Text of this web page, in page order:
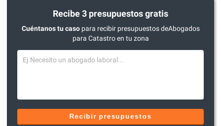
Recibe 3 presupuestos gratis
Cuéntanos tu casopara recibir presupuestos deAbogados
para Catastro en tu zona
Recibir presupuestos